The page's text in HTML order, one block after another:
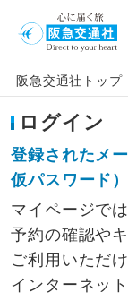
阪急交通社トップ
ログイン
登録されたメ
仮パスワード
マイページで
予約の確認や
ご利用いただけ
インターネッ